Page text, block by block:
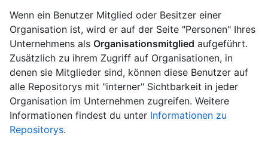
Wenn ein Benutzer Mitglied oder Besitzer einer
Organisation ist, wird er auf der Seite "Personen" Ihres
Unternehmens als Organisationsmitglied aufgeführt.
Zusätzlich zu ihrem Zugriff auf Organisationen, in
denen sie Mitglieder sind, können diese Benutzer auf
alle Repositorys mit "interner" Sichtbarkeit in jeder
Organisation im Unternehmen zugreifen. Weitere
Informationen findest du unter Informationen zu
Repositorys.